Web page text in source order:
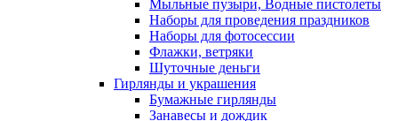
Мыльные пузыри, Водные пистолеты
Наборы для проведения праздников
Наборы для фотосессии
Флажки, ветряки
Шуточные деньги
Гирлянды и украшения
Бумажные гирлянды
Занавесы и дождик